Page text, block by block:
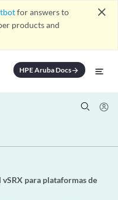
for answers to
products and
close
HPE Aruba Docsarrow_forward
para plataformas de